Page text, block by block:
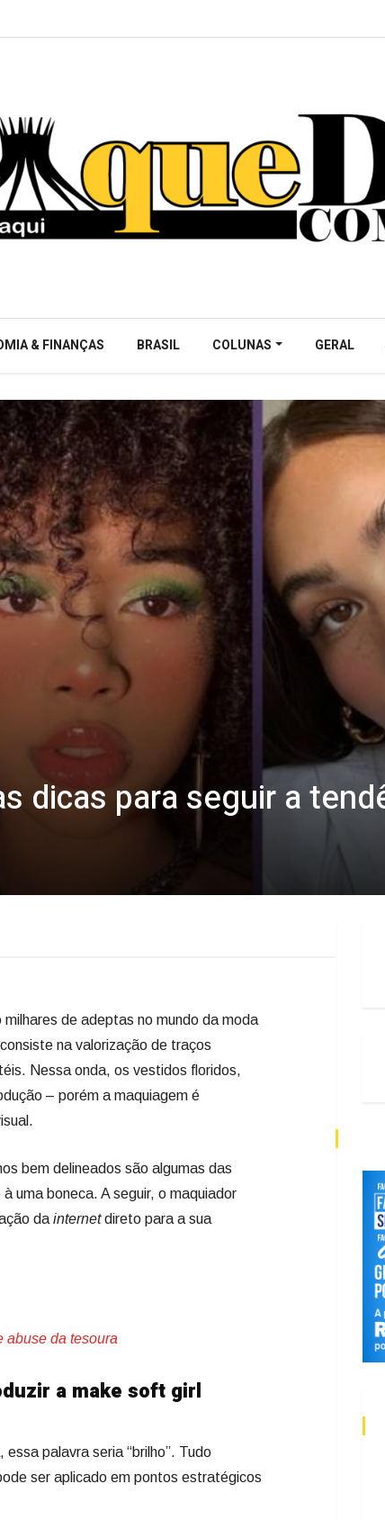
& FINANÇAS BRASIL COLUNAS GERAL
dicas para seguir a
de adeptas no mundo da moda
na valorização de traços
Nessa onda, os vestidos floridos,
– porém a maquiagem é
bem delineados são algumas das
uma boneca. A seguir, o maquiador
da internetdireto para a sua
abuse da tesoura
a make soft girl
essa palavra seria “brilho”. Tudo
ser aplicado em pontos estratégicos